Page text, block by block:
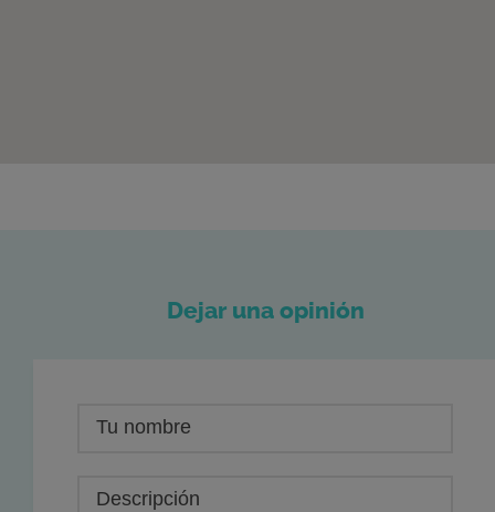
Dejar una opinión
Tu nombre
Descripción